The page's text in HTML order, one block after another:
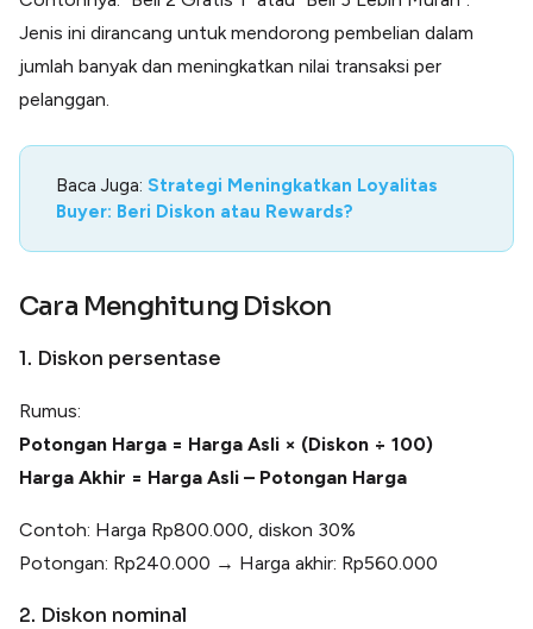
Jenis ini dirancang untuk mendorong pembelian dalam
jumlah banyak dan meningkatkan nilai transaksi per
pelanggan.
Baca Juga: Strategi Meningkatkan Loyalitas
Buyer: Beri Diskon atau Rewards?
Cara Menghitung Diskon
1. Diskon persentase
Rumus:
Potongan Harga = Harga Asli × (Diskon ÷ 100)
Harga Akhir = Harga Asli – Potongan Harga
Contoh: Harga Rp800.000, diskon 30%
Potongan: Rp240.000 → Harga akhir: Rp560.000
2. Diskon nominal